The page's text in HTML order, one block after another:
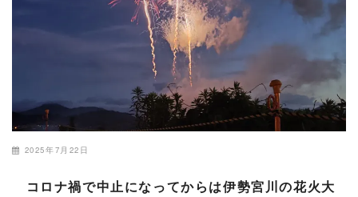
2025年7月22日
コロナ禍で中止になってからは伊勢宮川の花火大